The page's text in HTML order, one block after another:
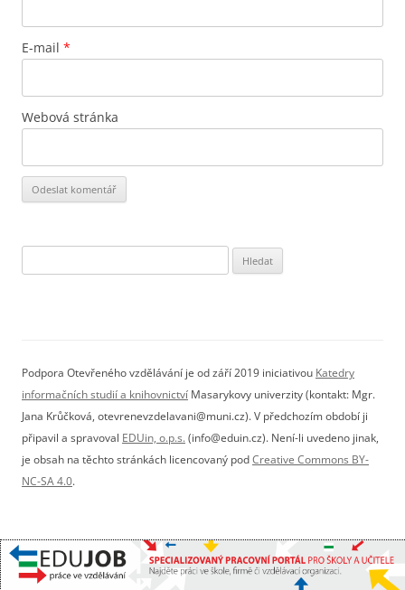
E-mail *
Webová stránka
Podpora Otevřeného vzdělávání je od září 2019 iniciativou Katedry
informačních studií a knihovnictví Masarykovy univerzity (kontakt: Mgr.
Jana Krůčková, otevrenevzdelavani@muni.cz). V předchozím období ji
připavil a spravoval EDUin, o.p.s. (info@eduin.cz). Není-li uvedeno jinak,
je obsah na těchto stránkách licencovaný podCreative Commons BY-
NC-SA 4.0.